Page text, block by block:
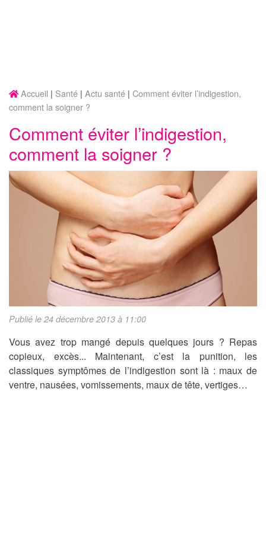
Accueil Santé Actu santé Comment éviter l’indigestion,
comment la soigner ?
Comment éviter l’indigestion,
comment la soigner ?
Publié le 24 décembre 2013 à 11:00
Vous avez trop mangé depuis quelques jours ? Repas
copieux, excès... Maintenant, c’est la punition, les
classiques symptômes de l’indigestion sont là : maux de
ventre, nausées, vomissements, maux de tête, vertiges…